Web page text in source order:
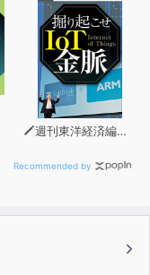
週刊東洋経済編集部
Recommended by